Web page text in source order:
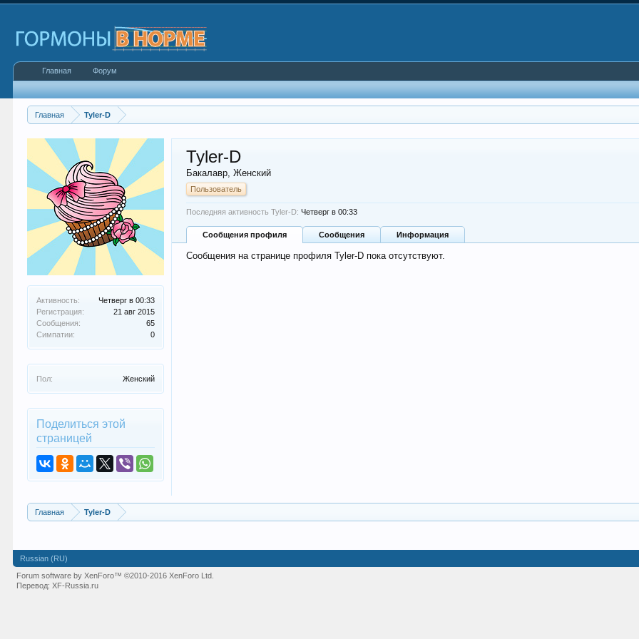
Главная Tyler-D
Активность:
Четверг в 00:33
Регистрация:
21 авг 2015
Сообщения:
65
Симпатии:
0
Пол: Женский
Поделиться этой
страницей
Tyler-D
Бакалавр, Женский
Пользователь
Последняя активность Tyler-D: Четверг в 00:33
Сообщения профиля Сообщения Информация
Сообщения на странице профиля Tyler-D пока отсутствуют.
Главная Tyler-D
Главная Форум
Russian (RU)
Forum software by XenForo™©2010-2016 XenForo Ltd.
Перевод:XF-Russia.ru